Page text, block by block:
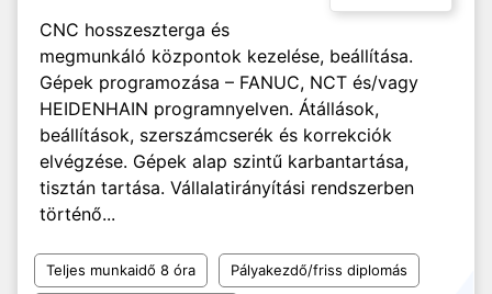
CNC hosszeszterga és
megmunkáló központok kezelése, beállítása.
Gépek programozása – FANUC, NCT és/vagy
HEIDENHAIN programnyelven. Átállások,
beállítások, szerszámcserék és korrekciók
elvégzése. Gépek alap szintű karbantartása,
tisztán tartása. Vállalatirányítási rendszerben
történő...
Teljes munkaidő 8 óra Pályakezdő/friss diplomás